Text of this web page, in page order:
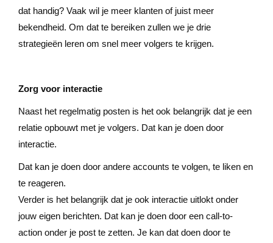
dat handig? Vaak wil je meer klanten of juist meer
bekendheid. Om dat te bereiken zullen we je drie
strategieën leren om snel meer volgers te krijgen.
Zorg voor interactie
Naast het regelmatig posten is het ook belangrijk dat je een
relatie opbouwt met je volgers. Dat kan je doen door
interactie.
Dat kan je doen door andere accounts te volgen, te liken en
te reageren.
Verder is het belangrijk dat je ook interactie uitlokt onder
jouw eigen berichten. Dat kan je doen door een call-to-
action onder je post te zetten. Je kan dat doen door te